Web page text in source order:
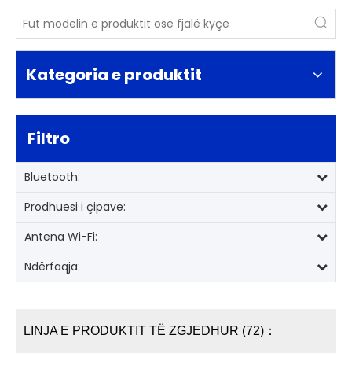
Kategoria e produktit
Filtro
Bluetooth:
Prodhuesi i çipave:
Antena Wi-Fi:
Ndërfaqja:
LINJA E PRODUKTIT TË ZGJEDHUR (72)：